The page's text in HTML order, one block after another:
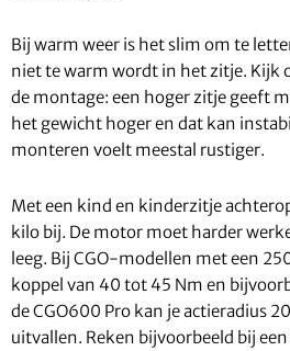
Bij warm weer is het slim om te
niet te warm wordt in het zitje. Kijk
de montage: een hoger zitje geeft
het gewicht hoger en dat kan
monteren voelt meestal rustiger.
Met een kind en kinderzitje
kilo bij. De motor moet harder
leeg. Bij CGO-modellen met een
koppel van 40 tot 45 Nm en
de CGO600 Pro kan je actieradius
uitvallen. Reken bijvoorbeeld bij